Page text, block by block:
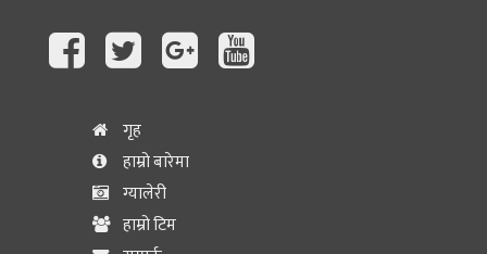
गृह
हाम्रो बारेमा
ग्यालेरी
हाम्रो टिम